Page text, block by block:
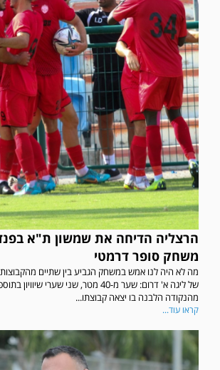
הרצליה הדיחה את שמשון ת"א
משחק סופר דרמטי
מה לא היה לנו אמש במשחק הגביע בין שתיים
של ליגה א' דרום: שער מ-40 מטר, שני שערי
מהנקודה הלבנה בו יצאה קבוצתו...
קראו עוד...